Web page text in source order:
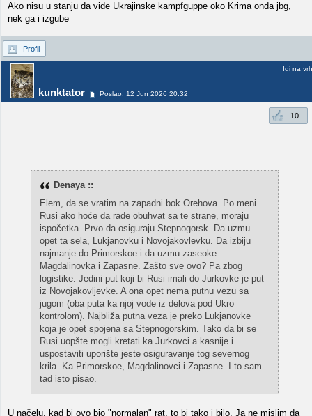
Ako nisu u stanju da vide Ukrajinske kampfguppe oko Krima onda jbg,
nek ga i izgube
Profil
kunktator Poslao: 12 Jun 2026 20:32
Idi na vrh
10
Denaya ::
Elem, da se vratim na zapadni bok Orehova. Po meni
Rusi ako hoće da rade obuhvat sa te strane, moraju
ispočetka. Prvo da osiguraju Stepnogorsk. Da uzmu
opet ta sela, Lukjanovku i Novojakovlevku. Da izbiju
najmanje do Primorskoe i da uzmu zaseoke
Magdalinovka i Zapasne. Zašto sve ovo? Pa zbog
logistike. Jedini put koji bi Rusi imali do Jurkovke je put
iz Novojakovljevke. A ona opet nema putnu vezu sa
jugom (oba puta ka njoj vode iz delova pod Ukro
kontrolom). Najbliža putna veza je preko Lukjanovke
koja je opet spojena sa Stepnogorskim. Tako da bi se
Rusi uopšte mogli kretati ka Jurkovci a kasnije i
uspostaviti uporište jeste osiguravanje tog severnog
krila. Ka Primorskoe, Magdalinovci i Zapasne. I to sam
tad isto pisao.
U načelu, kad bi ovo bio "normalan" rat, to bi tako i bilo. Ja ne mislim da